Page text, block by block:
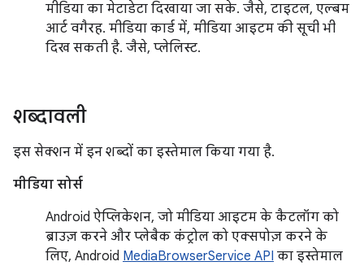
मीडिया का मेटाडेटा दिखाया जा सके. जैसे, टाइटल, एल्बम
आर्ट वगैरह. मीडिया कार्ड में, मीडिया आइटम की सूची भी
दिख सकती है. जैसे, प्लेलिस्ट.
शब्दावली
इस सेक्शन में इन शब्दों का इस्तेमाल किया गया है.
मीडिया सोर्स
Android ऐप्लिकेशन, जो मीडिया आइटम के कैटलॉग को
ब्राउज़ करने और प्लेबैक कंट्रोल को एक्सपोज़ करने के
लिए, Android MediaBrowserService API का इस्तेमाल